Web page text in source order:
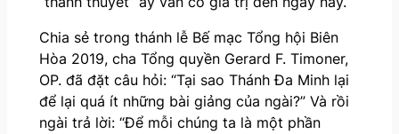
Chia sẻ trong thánh lễ Bế mạc Tổng hội Biên
Hòa 2019, cha Tổng quyền Gerard F. Timoner,
OP. đã đặt câu hỏi: “Tại sao Thánh Đa Minh lại
để lại quá ít những bài giảng của ngài?” Và rồi
ngài trả lời: “Để mỗi chúng ta là một phần